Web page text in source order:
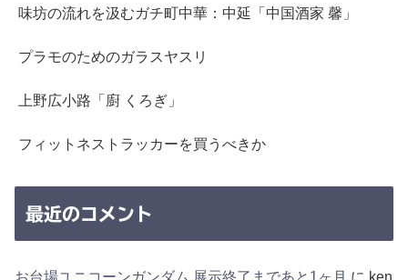
味坊の流れを汲むガチ町中華：中延「中国酒家 馨」
プラモのためのガラスヤスリ
上野広小路「廚 くろぎ」
フィットネストラッカーを買うべきか
最近のコメント